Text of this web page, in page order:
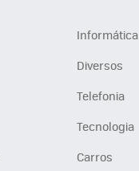
Informática
Diversos
Telefonia
Tecnologia
Carros